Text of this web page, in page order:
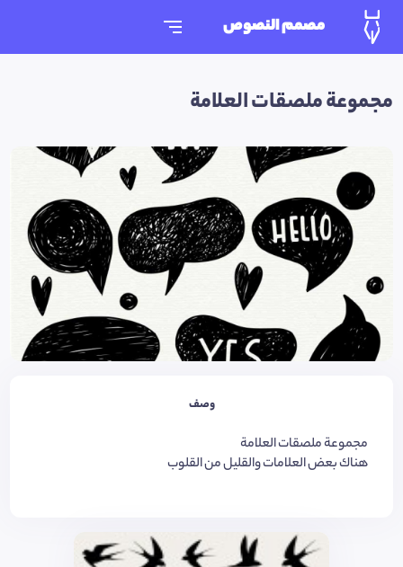
مصمم النصوص
مجموعة ملصقات العلامة
وصف
مجموعة ملصقات العلامة
هناك بعض العلامات والقليل من القلوب